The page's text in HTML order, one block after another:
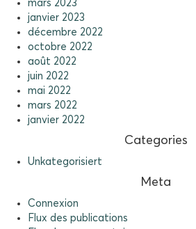
mars 2023
janvier 2023
décembre 2022
octobre 2022
août 2022
juin 2022
mai 2022
mars 2022
janvier 2022
Categories
Unkategorisiert
Meta
Connexion
Flux des publications